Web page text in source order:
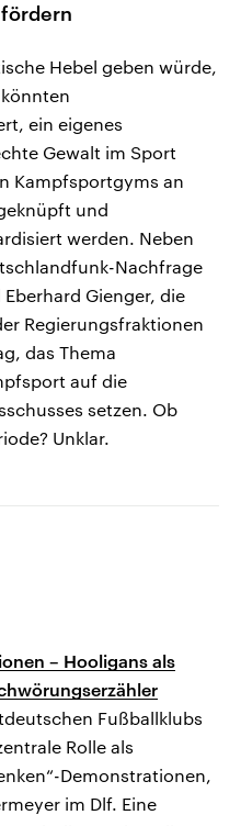
Hebel geben würde,
ein eigenes
Gewalt im Sport
Kampfsportgyms an
und
werden. Neben
Nachfrage
Gienger, die
Regierungsfraktionen
das Thema
auf die
setzen. Ob
Unklar.
– Hooligans als
Fußballklubs
Rolle als
Demonstrationen,
im Dlf. Eine